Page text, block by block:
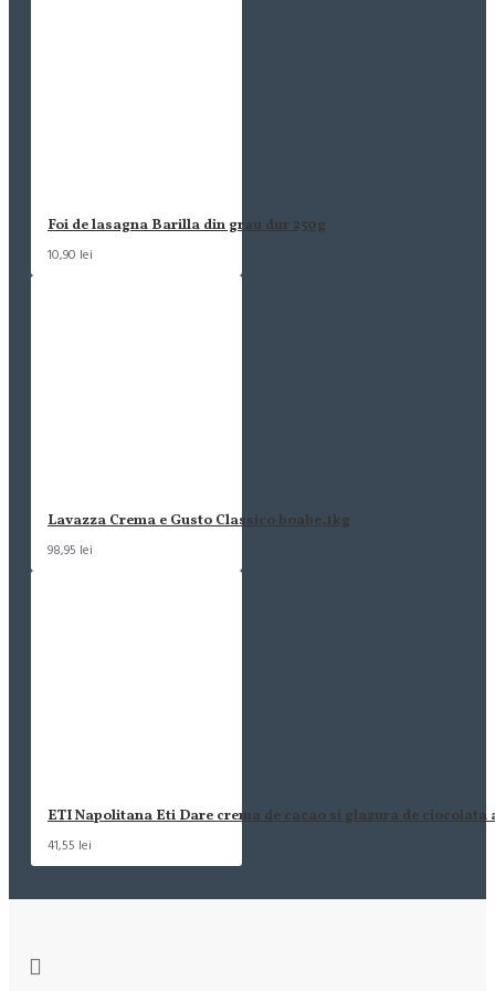
Foi de lasagna Barilla din grau dur 250g
10,90 lei
Lavazza Crema e Gusto Classico boabe,1kg
98,95 lei
ETI Napolitana Eti Dare crema de cacao si glazura de ciocolata
41,55 lei